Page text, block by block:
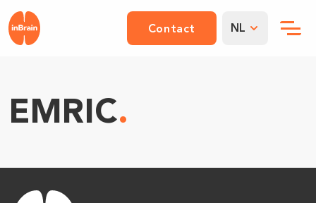
Contact NL
EMRIC.